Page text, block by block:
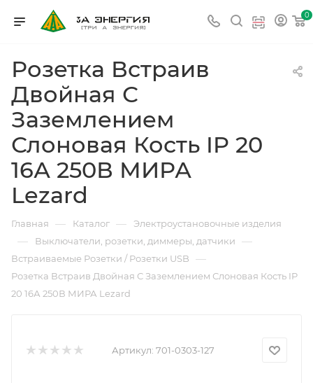
0
Розетка Встраив
Двойная С
Заземлением
Слоновая Кость IP 20
16А 250В МИРА
Lezard
Главная — Каталог — Электроустановочные изделия
— Выключатели, розетки, диммеры, датчики —
Встраиваемые Розетки / Розетки USB —
Розетка Встраив Двойная С Заземлением Слоновая Кость IP
20 16А 250В МИРА Lezard
Артикул: 701-0303-127